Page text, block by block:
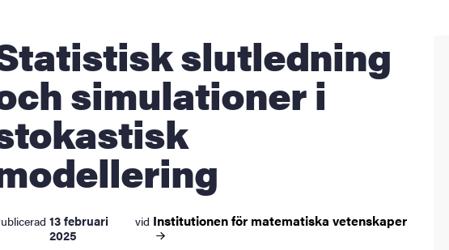
simulationer i
13 februari
2025
vid Institutionen för matematiska vetenskaper